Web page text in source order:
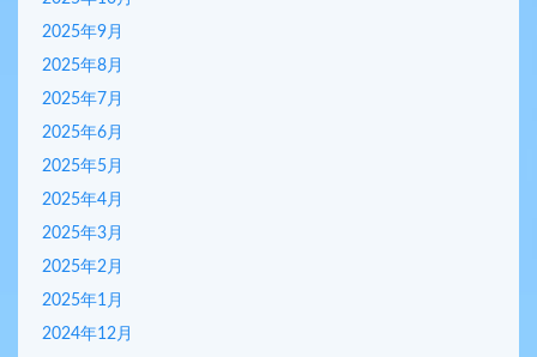
2025年9月
2025年8月
2025年7月
2025年6月
2025年5月
2025年4月
2025年3月
2025年2月
2025年1月
2024年12月